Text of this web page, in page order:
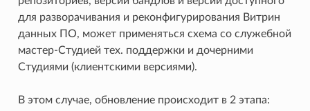
для разворачивания и реконфигурирования Витрин
данных ПО, может применяться схема со служебной
мастер-Студией тех. поддержки и дочерними
Студиями (клиентскими версиями).
В этом случае, обновление происходит в 2 этапа: